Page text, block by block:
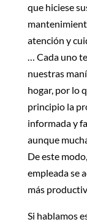
que hiciese
atención y
… Cada uno
nuestras
hogar, por lo
principio la
informada y
aunque
De este
empleada se
más
Si hablamos